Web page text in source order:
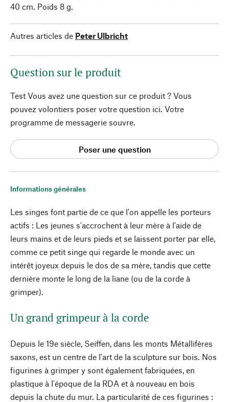
Informations générales
Les singes font partie de ce que l'on appelle les porteurs
actifs : Les jeunes s'accrochent à leur mère à l'aide de
leurs mains et de leurs pieds et se laissent porter par elle,
comme ce petit singe qui regarde le monde avec un
intérêt joyeux depuis le dos de sa mère, tandis que cette
dernière monte le long de la liane (ou de la corde à
grimper).
Un grand grimpeur à la corde
Depuis le 19e siècle, Seiffen, dans les monts Métallifères
saxons, est un centre de l'art de la sculpture sur bois. Nos
figurines à grimper y sont également fabriquées, en
plastique à l'époque de la RDA et à nouveau en bois
depuis la chute du mur. La particularité de ces figurines :
40 cm. Poids 8 g.
Autres articles de Peter Ulbricht
Question sur le produit
Test Vous avez une question sur ce produit ? Vous
pouvez volontiers poser votre question ici. Votre
programme de messagerie souvre.
Poser une question